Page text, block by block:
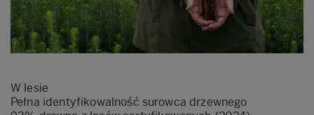
W lesie
Pełna identyfikowalność surowca drzewnego